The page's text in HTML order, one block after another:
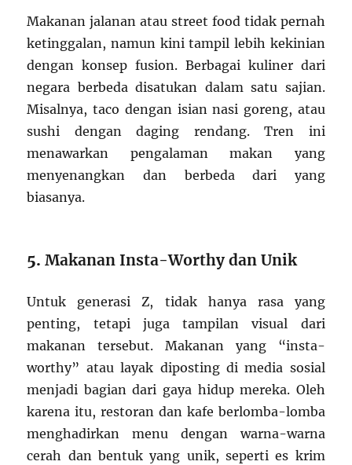
Makanan jalanan atau street food tidak pernah
ketinggalan, namun kini tampil lebih kekinian
dengan konsep fusion. Berbagai kuliner dari
negara berbeda disatukan dalam satu sajian.
Misalnya, taco dengan isian nasi goreng, atau
sushi dengan daging rendang. Tren ini
menawarkan pengalaman makan yang
menyenangkan dan berbeda dari yang
biasanya.
5.Makanan Insta-Worthy dan Unik
Untuk generasi Z, tidak hanya rasa yang
penting, tetapi juga tampilan visual dari
makanan tersebut. Makanan yang “insta-
worthy” atau layak diposting di media sosial
menjadi bagian dari gaya hidup mereka. Oleh
karena itu, restoran dan kafe berlomba-lomba
menghadirkan menu dengan warna-warna
cerah dan bentuk yang unik, seperti es krim